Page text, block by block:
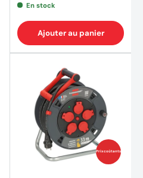
En stock
Ajouter au panier
Prix coûtants